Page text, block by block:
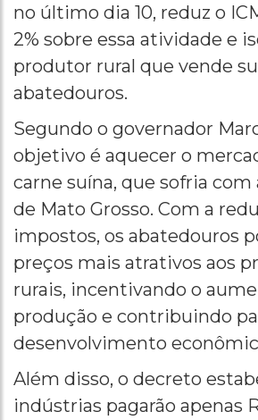
no último dia 10, reduz o
2% sobre essa atividade e
produtor rural que vende
abatedouros.
Segundo o governador
objetivo é aquecer o
carne suína, que sofria
de Mato Grosso. Com a
impostos, os abatedouros
preços mais atrativos aos
rurais, incentivando o
produção e contribuindo
desenvolvimento
Além disso, o decreto
indústrias pagarão apenas